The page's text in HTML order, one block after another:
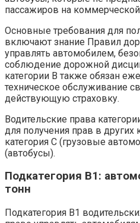
пассажиров на
Основные требования для
включают знание Правил
управлять автомобилем,
соблюдение дорожной
категории B также обязан
техническое обслуживание
действующую страховку.
Водительские права
для получения прав в других
категория C (грузовые
(автобусы).
Подкатегория B1:
тонн
Подкатегория B1